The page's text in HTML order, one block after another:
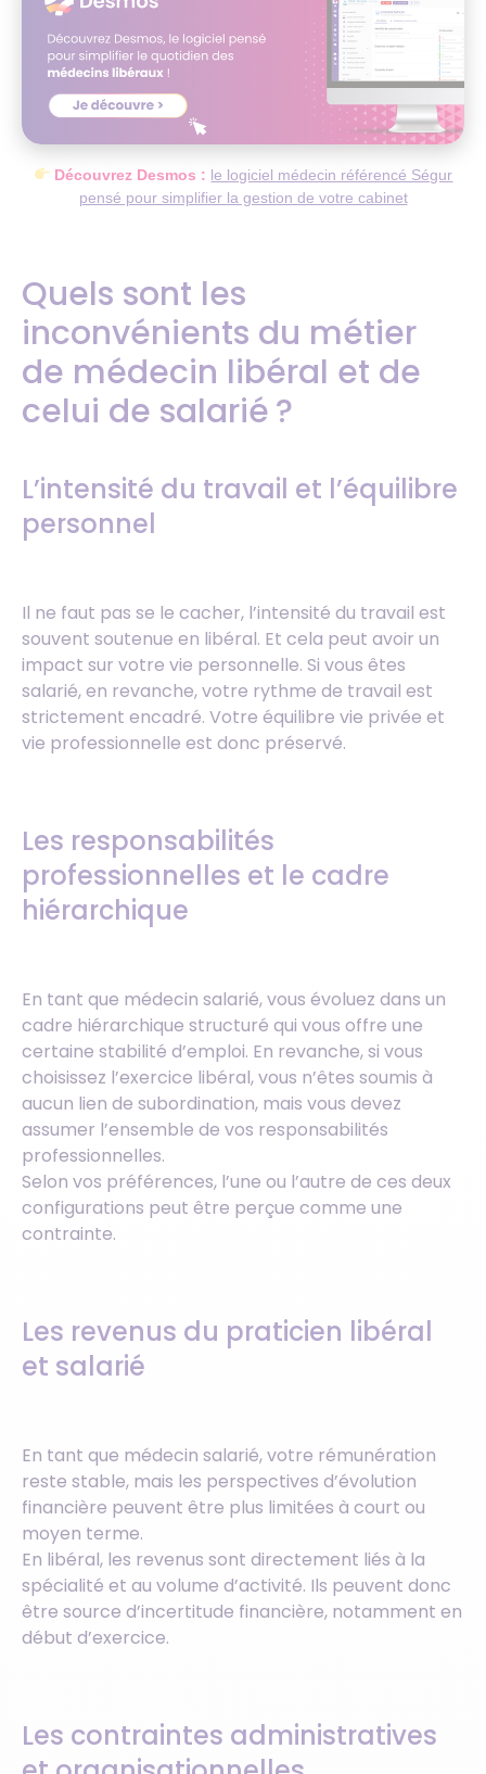
Découvrez Desmos : le logiciel médecin référencé Ségur
pensé pour simplifier la gestion de votre cabinet
Quels sont les
inconvénients du métier
de médecin libéral et de
celui de salarié ?
L’intensité du travail et l’équilibre
personnel
Il ne faut pas se le cacher, l’intensité du travail est
souvent soutenue en libéral. Et cela peut avoir un
impact sur votre vie personnelle. Si vous êtes
salarié, en revanche, votre rythme de travail est
strictement encadré. Votre équilibre vie privée et
vie professionnelle est donc préservé.
Les responsabilités
professionnelles et le cadre
hiérarchique
En tant que médecin salarié, vous évoluez dans un
cadre hiérarchique structuré qui vous offre une
certaine stabilité d’emploi. En revanche, si vous
choisissez l’exercice libéral, vous n’êtes soumis à
aucun lien de subordination, mais vous devez
assumer l’ensemble de vos responsabilités
professionnelles.
Selon vos préférences, l’une ou l’autre de ces deux
configurations peut être perçue comme une
contrainte.
Les revenus du praticien libéral
et salarié
En tant que médecin salarié, votre rémunération
reste stable, mais les perspectives d’évolution
financière peuvent être plus limitées à court ou
moyen terme.
En libéral, les revenus sont directement liés à la
spécialité et au volume d’activité. Ils peuvent donc
être source d’incertitude financière, notamment en
début d’exercice.
Les contraintes administratives